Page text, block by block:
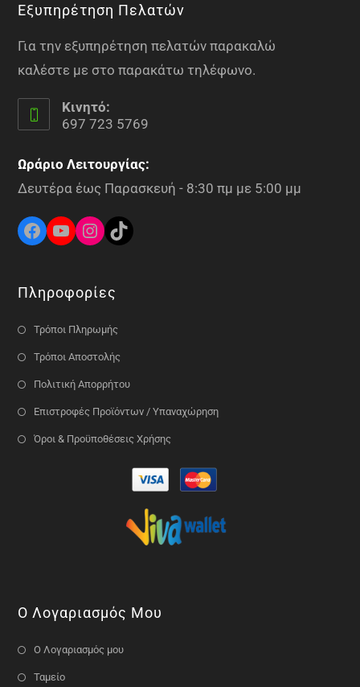
Εξυπηρέτηση Πελατών
Για την εξυπηρέτηση πελατών παρακαλώ
καλέστε με στο παρακάτω τηλέφωνο.
Κινητό:
697 723 5769
Ωράριο Λειτουργίας:
Δευτέρα έως Παρασκευή - 8:30 πμ με 5:00 μμ
Πληροφορίες
Τρόποι Πληρωμής
Τρόποι Αποστολής
Πολιτική Απορρήτου
Επιστροφές Προϊόντων / Υπαναχώρηση
Όροι & Προϋποθέσεις Χρήσης
Ο Λογαριασμός Μου
Ο Λογαριασμός μου
Ταμείο